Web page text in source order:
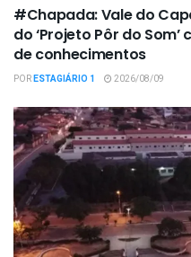
#Chapada: Vale do
do ‘Projeto Pôr do
de conhecimentos
PORESTAGIÁRIO 1 2026/08/09